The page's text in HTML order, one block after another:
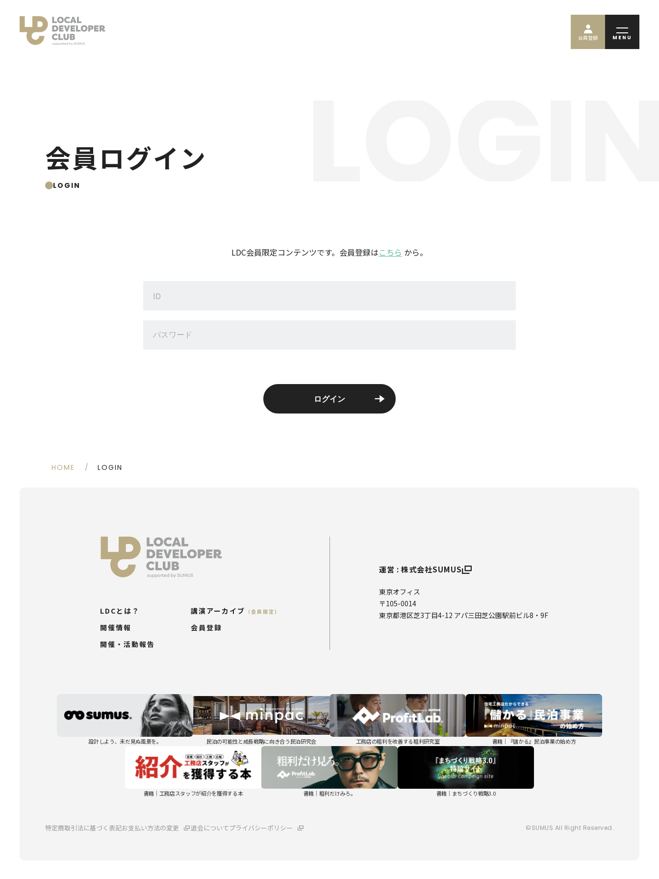
会員登録 MENU
会員ログイン
LOGIN
LDC会員限定コンテンツです。 会員登録はこちら から。
HOME LOGIN
LDCとは？ 講演アーカイブ （会員限定）
開催情報
会員登録
開催・活動報告
運営 : 株式会社SUMUS
東京オフィス
〒105-0014
東京都港区芝3丁目4-12 アパ三田芝公園駅前ビル8・9F
設計しよう、未だ見ぬ風景を。 民泊の可能性と成長戦略に向き合う民泊研究会 工務店の粗利を改善する粗利研究室 書籍｜『儲かる』民泊事業の始め方
書籍｜工務店スタッフが紹介を獲得する本 書籍｜粗利だけみろ。 書籍｜まちづくり戦略3.0
特定商取引法に基づく表記お支払い方法の変更 退会についてプライバシーポリシー ©SUMUS All Right Reserved.